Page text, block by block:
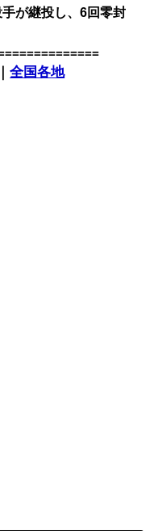
が継投し、6回零封
｜全国各地